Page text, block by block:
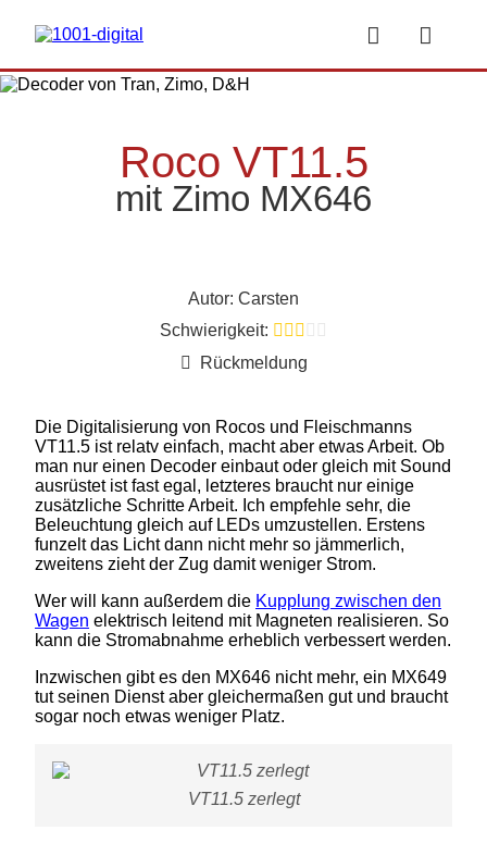
 
Roco VT11.5
mit Zimo MX646
Autor: Carsten
Schwierigkeit:   
Rückmeldung
Die Digitalisierung von Rocos und Fleischmanns
VT11.5 ist relatv einfach, macht aber etwas Arbeit. Ob
man nur einen Decoder einbaut oder gleich mit Sound
ausrüstet ist fast egal, letzteres braucht nur einige
zusätzliche Schritte Arbeit. Ich empfehle sehr, die
Beleuchtung gleich auf LEDs umzustellen. Erstens
funzelt das Licht dann nicht mehr so jämmerlich,
zweitens zieht der Zug damit weniger Strom.
Wer will kann außerdem die Kupplung zwischen den
Wagen elektrisch leitend mit Magneten realisieren. So
kann die Stromabnahme erheblich verbessert werden.
Inzwischen gibt es den MX646 nicht mehr, ein MX649
tut seinen Dienst aber gleichermaßen gut und braucht
sogar noch etwas weniger Platz.
VT11.5 zerlegt